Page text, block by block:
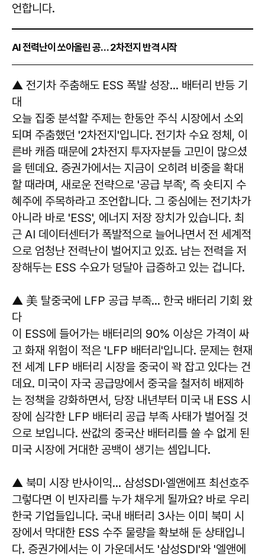
언합니다.
AI 전력난이 쏘아올린 공… 2차전지 반격 시작
▲ 전기차 주춤해도 ESS 폭발 성장… 배터리 반등 기
대
오늘 집중 분석할 주제는 한동안 주식 시장에서 소외
되며 주춤했던 '2차전지'입니다. 전기차 수요 정체, 이
른바 캐즘 때문에 2차전지 투자자분들 고민이 많으셨
을 텐데요. 증권가에서는 지금이 오히려 비중을 확대
할 때라며, 새로운 전략으로 '공급 부족', 즉 숏티지 수
혜주에 주목하라고 조언합니다. 그 중심에는 전기차가
아니라 바로 'ESS', 에너지 저장 장치가 있습니다. 최
근 AI 데이터센터가 폭발적으로 늘어나면서 전 세계적
으로 엄청난 전력난이 벌어지고 있죠. 남는 전력을 저
장해두는 ESS 수요가 덩달아 급증하고 있는 겁니다.
▲ 美 탈중국에 LFP 공급 부족… 한국 배터리 기회 왔
다
이 ESS에 들어가는 배터리의 90% 이상은 가격이 싸
고 화재 위험이 적은 'LFP 배터리'입니다. 문제는 현재
전 세계 LFP 배터리 시장을 중국이 꽉 잡고 있다는 건
데요. 미국이 자국 공급망에서 중국을 철저히 배제하
는 정책을 강화하면서, 당장 내년부터 미국 내 ESS 시
장에 심각한 LFP 배터리 공급 부족 사태가 벌어질 것
으로 보입니다. 싼값의 중국산 배터리를 쓸 수 없게 된
미국 시장에 거대한 공백이 생기는 셈입니다.
▲ 북미 시장 반사이익… 삼성SDI·엘앤에프 최선호주
그렇다면 이 빈자리를 누가 채우게 될까요? 바로 우리
한국 기업들입니다. 국내 배터리 3사는 이미 북미 시
장에서 막대한 ESS 수주 물량을 확보해 둔 상태입니
다. 증권가에서는 이 가운데서도 '삼성SDI'와 '엘앤에